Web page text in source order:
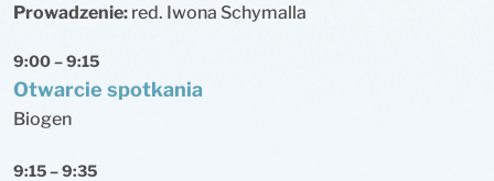
Prowadzenie: red. Iwona Schymalla
9:00 – 9:15
Otwarcie spotkania
Biogen
9:15 – 9:35